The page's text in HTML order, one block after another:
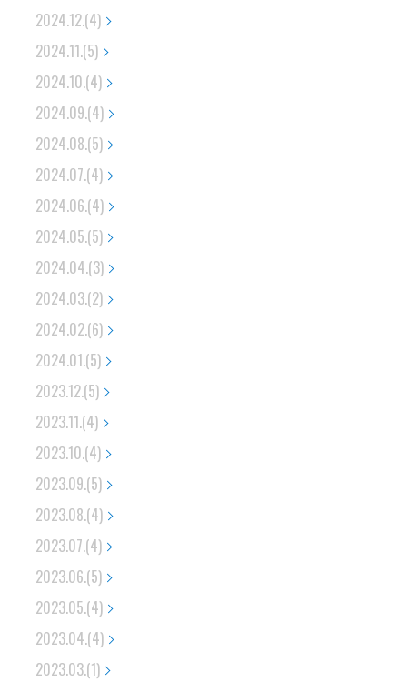
2024.12.(4)
2024.11.(5)
2024.10.(4)
2024.09.(4)
2024.08.(5)
2024.07.(4)
2024.06.(4)
2024.05.(5)
2024.04.(3)
2024.03.(2)
2024.02.(6)
2024.01.(5)
2023.12.(5)
2023.11.(4)
2023.10.(4)
2023.09.(5)
2023.08.(4)
2023.07.(4)
2023.06.(5)
2023.05.(4)
2023.04.(4)
2023.03.(1)